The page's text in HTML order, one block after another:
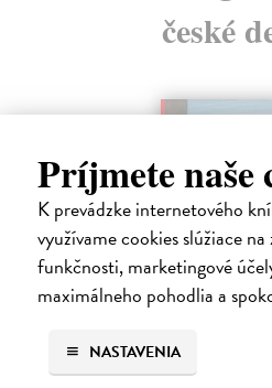
Príjmete naše
K prevádzke internetového
využívame cookies slúžiace
funkčnosti, marketingové
maximálneho pohodlia a
NASTAVENIA
české
Studne mútne